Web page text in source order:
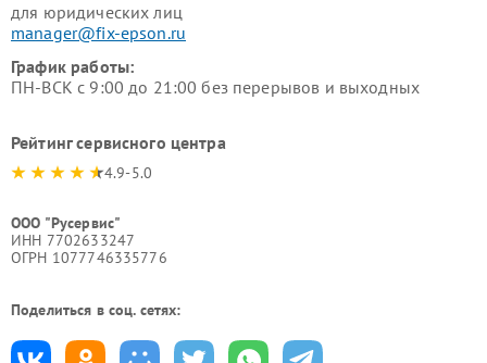
для юридических лиц
manager@fix-epson.ru
График работы:
ПН-ВСК с 9:00 до 21:00 без перерывов и выходных
Рейтинг сервисного центра
4.9-5.0
ООО "Русервис"
ИНН 7702633247
ОГРН 1077746335776
Поделиться в соц. сетях: